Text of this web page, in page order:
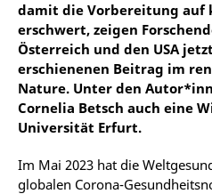
damit die Vorbereitung auf
erschwert, zeigen
Österreich und den USA
erschienenen Beitrag im
Nature. Unter den
Cornelia Betsch auch eine
Universität Erfurt.
Im Mai 2023 hat die
globalen Corona-